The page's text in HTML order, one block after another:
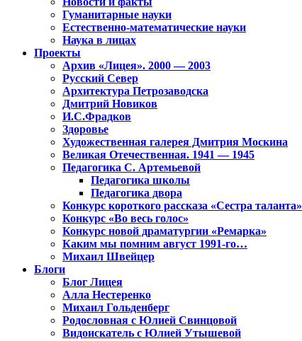
Гуманитарные науки
Естественно-математические науки
Наука в лицах
Проекты
Архив «Лицея». 2000 — 2003
Русский Север
Архитектура Петрозаводска
Дмитрий Новиков
И.С.Фрадков
Здоровье
Художественная галерея Дмитрия Москина
Великая Отечественная. 1941 — 1945
Педагогика С. Артемьевой
Педагогика школы
Педагогика двора
Конкурс короткого рассказа «Сестра таланта»
Конкурс «Во весь голос»
Конкурс новой драматургии «Ремарка»
Каким мы помним август 1991-го…
Михаил Швейцер
Блоги
Блог Лицея
Алла Нестеренко
Михаил Гольденберг
Родословная с Юлией Свинцовой
Видоискатель с Юлией Утышевой